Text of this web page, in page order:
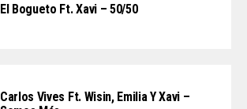
El Bogueto Ft. Xavi – 50/50
Carlos Vives Ft. Wisin, Emilia Y Xavi –